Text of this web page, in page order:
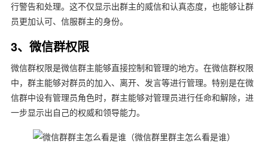
行警告和处理。这不仅显示出群主的威信和认真态度，也能够让群
员更加认可、信服群主的身份。
3、微信群权限
微信群权限是微信群主能够直接控制和管理的地方。在微信群权限
中，群主能够对群员的加入、离开、发言等进行管理。特别是在微
信群中设有管理员角色时，群主能够对管理员进行任命和解除，进
一步显示出自己的权威和领导能力。